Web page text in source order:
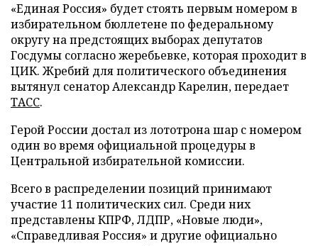
«Единая Россия» будет стоять первым номером в
избирательном бюллетене по федеральному
округу на предстоящих выборах депутатов
Госдумы согласно жеребьевке, которая проходит в
ЦИК. Жребий для политического объединения
вытянул сенатор Александр Карелин, передает
ТАСС.
Герой России достал из лототрона шар с номером
один во время официальной процедуры в
Центральной избирательной комиссии.
Всего в распределении позиций принимают
участие 11 политических сил. Среди них
представлены КПРФ, ЛДПР, «Новые люди»,
«Справедливая Россия» и другие официально